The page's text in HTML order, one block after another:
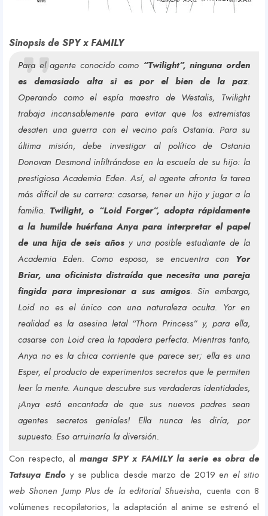
Sinopsis de SPY x FAMILY
Para el agente conocido como “Twilight”, ninguna orden
es demasiado alta si es por el bien de la paz.
Operando como el espía maestro de Westalis, Twilight
trabaja incansablemente para evitar que los extremistas
desaten una guerra con el vecino país Ostania. Para su
última misión, debe investigar al político de Ostania
Donovan Desmond infiltrándose en la escuela de su hijo: la
prestigiosa Academia Eden. Así, el agente afronta la tarea
más difícil de su carrera: casarse, tener un hijo y jugar a la
familia. Twilight, o “Loid Forger”, adopta rápidamente
a la humilde huérfana Anya para interpretar el papel
de una hija de seis años y una posible estudiante de la
Academia Eden. Como esposa, se encuentra con Yor
Briar, una oficinista distraída que necesita una pareja
fingida para impresionar a sus amigos. Sin embargo,
Loid no es el único con una naturaleza oculta. Yor en
realidad es la asesina letal “Thorn Princess” y, para ella,
casarse con Loid crea la tapadera perfecta. Mientras tanto,
Anya no es la chica corriente que parece ser; ella es una
Esper, el producto de experimentos secretos que le permiten
leer la mente. Aunque descubre sus verdaderas identidades,
¡Anya está encantada de que sus nuevos padres sean
agentes secretos geniales! Ella nunca les diría, por
supuesto. Eso arruinaría la diversión.
Con respecto, al manga SPY x FAMILY la serie es obra de
Tatsuya Endoy se publica desde marzo de 2019 en el sitio
web Shonen Jump Plus de la editorial Shueisha, cuenta con 8
volúmenes recopilatorios, la adaptación al anime se estrenó el